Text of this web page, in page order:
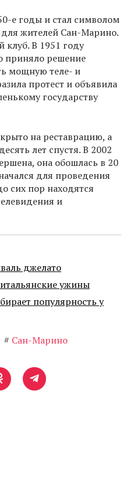
е годы и стал символом
жителей Сан-Марино.
клуб. В 1951 году
приняло решение
мощную теле- и
протест и объявила
государству
на реставрацию, а
лет спустя. В 2002
она обошлась в 20
для проведения
сих пор находятся
и
джелато
ужины
популярность у
# Сан-Марино